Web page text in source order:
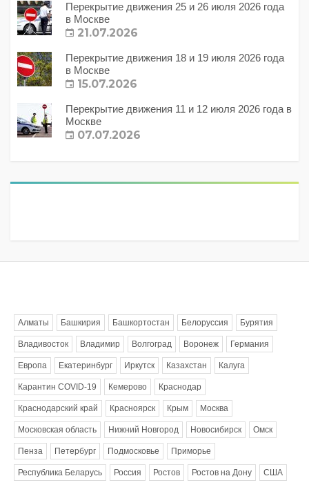
Перекрытие движения 25 и 26 июля 2026 года
в Москве
21.07.2026
Перекрытие движения 18 и 19 июля 2026 года
в Москве
15.07.2026
Перекрытие движения 11 и 12 июля 2026 года в
Москве
07.07.2026
Алматы Башкирия Башкортостан Белоруссия Бурятия
Владивосток Владимир Волгоград Воронеж Германия
Европа Екатеринбург Иркутск Казахстан Калуга
Карантин COVID-19 Кемерово Краснодар
Краснодарский край Красноярск Крым Москва
Московская область Нижний Новгород Новосибирск Омск
Пенза Петербург Подмосковье Приморье
Республика Беларусь Россия Ростов Ростов на Дону США